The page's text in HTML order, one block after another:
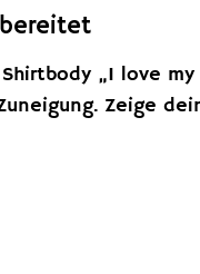
„I love my
Zeige